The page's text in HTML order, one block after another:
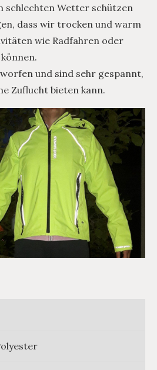
schlechten Wetter schützen
dass wir trocken und warm
wie Radfahren oder
und sind sehr gespannt,
Zuflucht bieten kann.